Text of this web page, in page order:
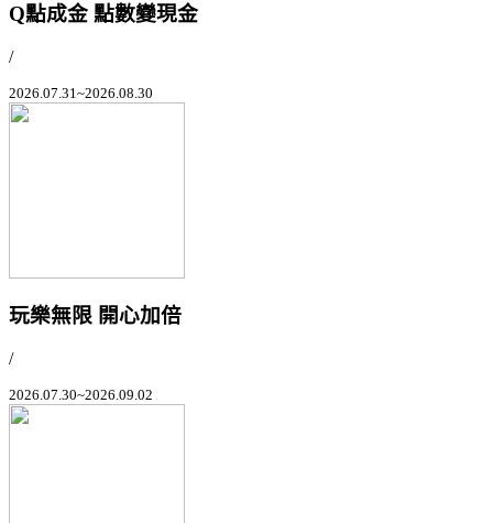
Q點成金 點數變現金
/
2026.07.31~2026.08.30
玩樂無限 開心加倍
/
2026.07.30~2026.09.02